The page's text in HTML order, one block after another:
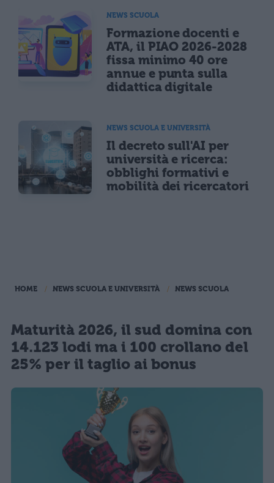
NEWS SCUOLA
Formazione docenti e
ATA, il PIAO 2026-2028
fissa minimo 40 ore
annue e punta sulla
didattica digitale
NEWS SCUOLA E UNIVERSITÀ
Il decreto sull'AI per
università e ricerca:
obblighi formativi e
mobilità dei ricercatori
HOME NEWS SCUOLA E UNIVERSITÀ NEWS SCUOLA
Maturità 2026, il sud domina con
14.123 lodi ma i 100 crollano del
25% per il taglio ai bonus